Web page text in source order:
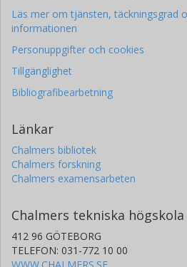
Läs mer om tjänsten, täckningsgrad
informationen
Personuppgifter och cookies
Tillgänglighet
Bibliografibearbetning
Länkar
Chalmers bibliotek
Chalmers forskning
Chalmers examensarbeten
Chalmers tekniska högskola
412 96 GÖTEBORG
TELEFON: 031-772 10 00